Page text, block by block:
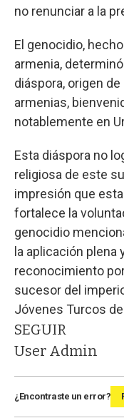
no renunciar a la
El genocidio,
armenia,
diáspora, origen
armenias,
notablemente en
Esta diáspora no
religiosa de este
impresión que
fortalece la
genocidio
la aplicación plena
reconocimiento
sucesor del
Jóvenes Turcos
SEGUIR
User Admin
¿Encontraste un error?